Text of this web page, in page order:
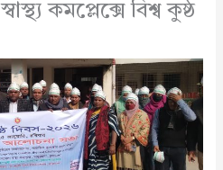
কমপ্লেক্সে বিশ্ব কুষ্ঠ